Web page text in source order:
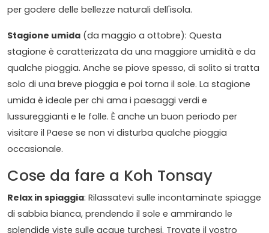
per godere delle bellezze naturali dell'isola.
Stagione umida (da maggio a ottobre): Questa
stagione è caratterizzata da una maggiore umidità e da
qualche pioggia. Anche se piove spesso, di solito si tratta
solo di una breve pioggia e poi torna il sole. La stagione
umida è ideale per chi ama i paesaggi verdi e
lussureggianti e le folle. È anche un buon periodo per
visitare il Paese se non vi disturba qualche pioggia
occasionale.
Cose da fare a Koh Tonsay
Relax in spiaggia: Rilassatevi sulle incontaminate spiagge
di sabbia bianca, prendendo il sole e ammirando le
splendide viste sulle acque turchesi. Trovate il vostro